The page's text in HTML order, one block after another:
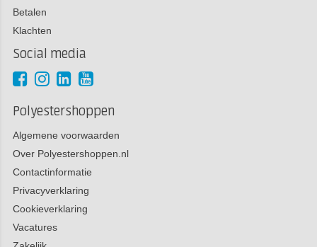
Betalen
Klachten
Social media
Polyestershoppen
Algemene voorwaarden
Over Polyestershoppen.nl
Contactinformatie
Privacyverklaring
Cookieverklaring
Vacatures